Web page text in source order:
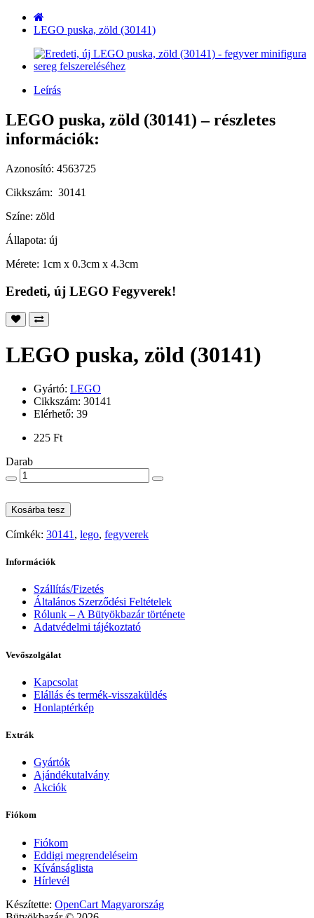
LEGO puska, zöld (30141)
Leírás
LEGO puska, zöld (30141) – részletes
információk:
Azonosító: 4563725
Cikkszám: 30141
Színe: zöld
Állapota: új
Mérete: 1cm x 0.3cm x 4.3cm
Eredeti, új LEGO Fegyverek!
LEGO puska, zöld (30141)
Gyártó: LEGO
Cikkszám: 30141
Elérhető: 39
225 Ft
Darab
Kosárba tesz
Címkék: 30141 , lego, fegyverek
Információk
Szállítás/Fizetés
Általános Szerződési Feltételek
Rólunk – A Bütyökbazár története
Adatvédelmi tájékoztató
Vevőszolgálat
Kapcsolat
Elállás és termék-visszaküldés
Honlaptérkép
Extrák
Gyártók
Ajándékutalvány
Akciók
Fiókom
Fiókom
Eddigi megrendeléseim
Kívánságlista
Hírlevél
Készítette: OpenCart Magyarország